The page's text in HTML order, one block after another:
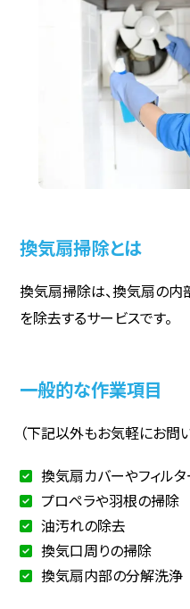
換気扇掃除とは
換気扇掃除は、換気扇の内
を除去するサービスです。
一般的な作業項目
（下記以外もお気軽にお問
換気扇カバーやフィル
プロペラや羽根の掃除
油汚れの除去
換気口周りの掃除
換気扇内部の分解洗浄